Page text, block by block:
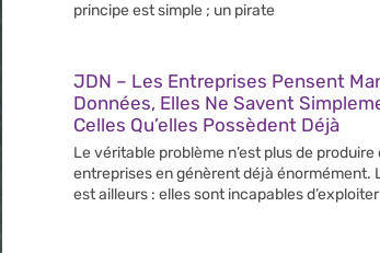
principe est simple ; un pirate
JDN – Les Entreprises Pensent
Données, Elles Ne Savent
Celles Qu’elles Possèdent Déjà
Le véritable problème n’est plus de
entreprises en génèrent déjà énormément.
est ailleurs : elles sont incapables